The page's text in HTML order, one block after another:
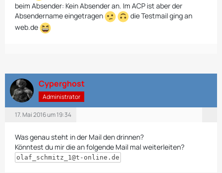
beim Absender: Kein Absender an. Im ACP ist aber der
Absendername eingetragen
die Testmail ging an
web.de
Cyperghost
Administrator
17. Mai 2016 um 19:34
Was genau steht in der Mail den drinnen?
Könntest du mir die an folgende Mail mal weiterleiten?
olaf_schmitz_1@t-online.de